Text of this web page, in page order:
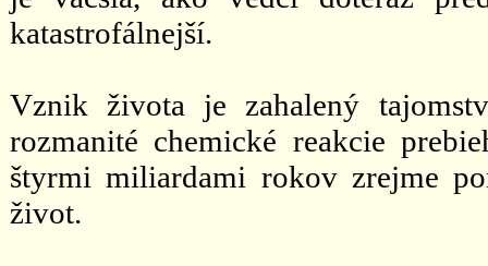
katastrofálnejší.
Vznik života je zahalený
rozmanité chemické reakcie
štyrmi miliardami rokov zrejme
život.